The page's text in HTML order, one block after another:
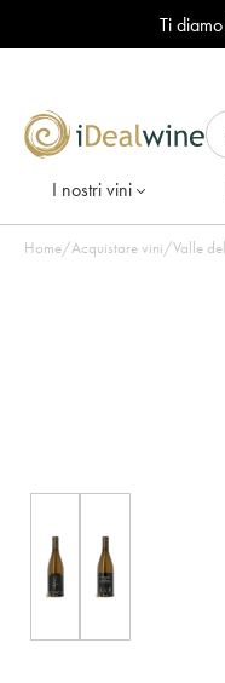
Ti
I nostri vini
Home/Acquistare vini/Valle